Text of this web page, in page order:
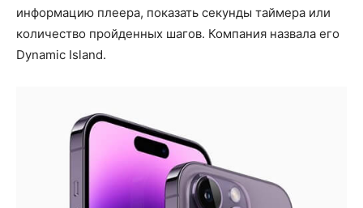
информацию плеера, показать секунды таймера или
количество пройденных шагов. Компания назвала его
Dynamic Island.